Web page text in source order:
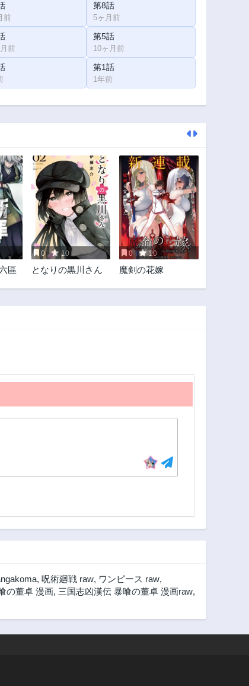
前
第8話
5ヶ月前
前
第5話
10ヶ月前
第1話
1年前
區
0 10
となりの黒川さん
0 10
魔剣の花嫁
, 呪術廻戦 raw, ワンピース raw,
の董卓 漫画, 三国志凶漢伝 暴喰の董卓 漫画raw,